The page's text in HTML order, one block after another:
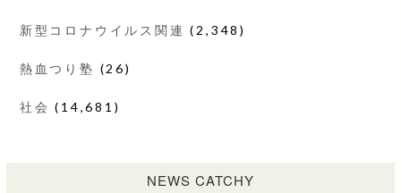
新型コロナウイルス関連 (2,348)
熱血つり塾 (26)
社会 (14,681)
NEWS CATCHY